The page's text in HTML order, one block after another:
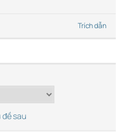
Trích dẫn
đề sau